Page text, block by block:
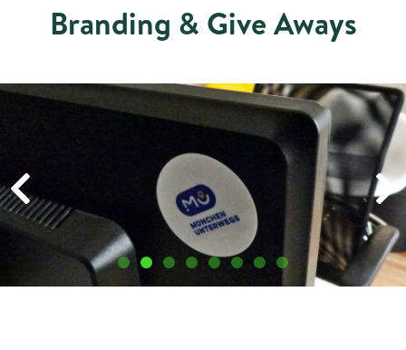
Branding & Give Aways